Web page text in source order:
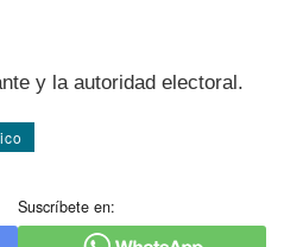
y la autoridad electoral.
Suscríbete en: